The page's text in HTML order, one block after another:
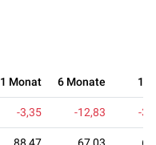
1 Monat 6 Monate 1
-3,35 -12,83 -